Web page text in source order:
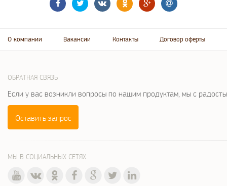
О компании Вакансии Контакты Договор оферты
ОБРАТНАЯ СВЯЗЬ
Если у вас возникли вопросы по нашим продуктам, мы с
Оставить запрос
МЫ В СОЦИАЛЬНЫХ СЕТЯХ